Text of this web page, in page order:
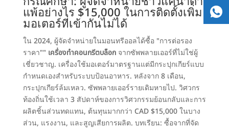
แพ้อย่างไร $15,000 ในการติดตั้งเพิ่ม
มอเตอร์ที่เข้ากันไม่ได้
ใน 2024, ผู้จัดจำหน่ายในมอนทรีออลได้ซื้อ "การต่อรอง
ราคา"" เครื่องทำคอนกรีตบล็อก จากซัพพลายเออร์ที่ไม่ใช่ผู้
เชี่ยวชาญ. เครื่องใช้มอเตอร์มาตรฐานแต่มีกระปุกเกียร์แบบ
กำหนดเองสำหรับระบบป้อนอาหาร. หลังจาก 8 เดือน,
กระปุกเกียร์ล้มเหลว. ซัพพลายเออร์รายเดิมหายไป. วิศวกร
ท้องถิ่นใช้เวลา 3 สัปดาห์ของการวิศวกรรมย้อนกลับและการ
ผลิตชิ้นส่วนทดแทน, ต้นทุนมากกว่า CAD $15,000 ในบาง
ส่วน, แรงงาน, และสูญเสียการผลิต. บทเรียน: ซื้อจากที่จัด